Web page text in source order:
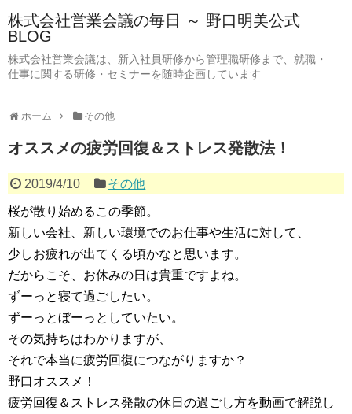
株式会社営業会議の毎日 ～ 野口明美公式
BLOG
株式会社営業会議は、新入社員研修から管理職研修まで、就職・
仕事に関する研修・セミナーを随時企画しています
ホーム その他
オススメの疲労回復＆ストレス発散法！
2019/4/10 その他
桜が散り始めるこの季節。
新しい会社、新しい環境でのお仕事や生活に対して、
少しお疲れが出てくる頃かなと思います。
だからこそ、お休みの日は貴重ですよね。
ずーっと寝て過ごしたい。
ずーっとぼーっとしていたい。
その気持ちはわかりますが、
それで本当に疲労回復につながりますか？
野口オススメ！
疲労回復＆ストレス発散の休日の過ごし方を動画で解説し